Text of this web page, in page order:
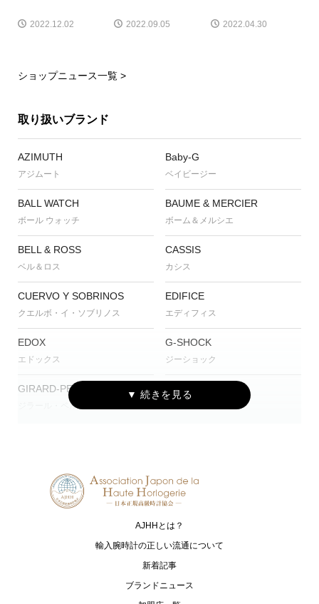
2022.12.02 2022.09.05 2022.04.30
ショップニュース一覧 >
取り扱いブランド
AZIMUTH
アジムート
Baby-G
ベイビージー
BALL WATCH
ボール ウォッチ
BAUME & MERCIER
ボーム＆メルシエ
BELL & ROSS
ベル＆ロス
CASSIS
カシス
CUERVO Y SOBRINOS
クエルボ・イ・ソブリノス
EDIFICE
エディフィス
EDOX
エドックス
G-SHOCK
ジーショック
GIRARD-PERREGAUX
ジラール・ペルゴ
Gorilla
HUBLOT IWC
アイ・ダブリュー・シー シャフハ
kieninger
キニンガー
MONTBLANC
AJHHとは？
輸入腕時計の正しい流通について
新着記事
ブランドニュース